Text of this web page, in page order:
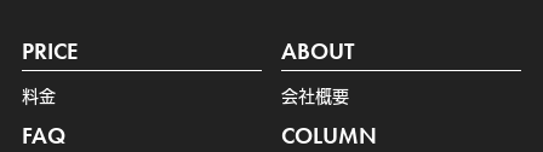
PRICE
料金
FAQ
ABOUT
会社概要
COLUMN